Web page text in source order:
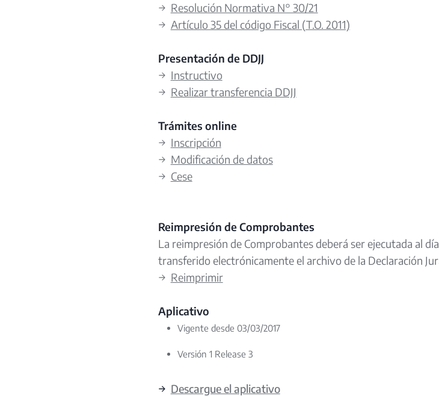
→ Resolución Normativa N° 30/21
→ Artículo 35 del código Fiscal (T.O. 2011)
Presentación de DDJJ
→ Instructivo
→ Realizar transferencia DDJJ
Trámites online
→ Inscripción
→ Modificación de datos
→ Cese
Reimpresión de Comprobantes
La reimpresión de Comprobantes deberá ser ejecutada al
transferido electrónicamente el archivo de la Declaración
→ Reimprimir
Aplicativo
Vigente desde 03/03/2017
Versión 1 Release 3
→ Descargue el aplicativo